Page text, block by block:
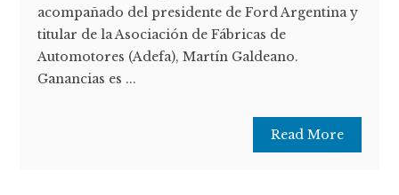
acompañado del presidente de Ford Argentina y
titular de la Asociación de Fábricas de
Automotores (Adefa), Martín Galdeano.
Ganancias es ...
Read More